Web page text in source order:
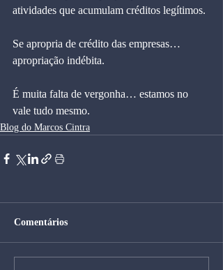
atividades que acumulam créditos legítimos.
Se apropria de crédito das empresas…
apropriação indébita.
É muita falta de vergonha… estamos no
vale tudo mesmo.
Blog do Marcos Cintra
Comentários